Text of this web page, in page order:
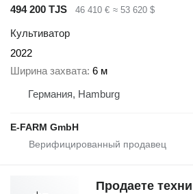
494 200 TJS
46 410 € ≈ 53 620 $
Культиватор
2022
Ширина захвата 6 м
Германия, Hamburg
E-FARM GmbH
Продаете